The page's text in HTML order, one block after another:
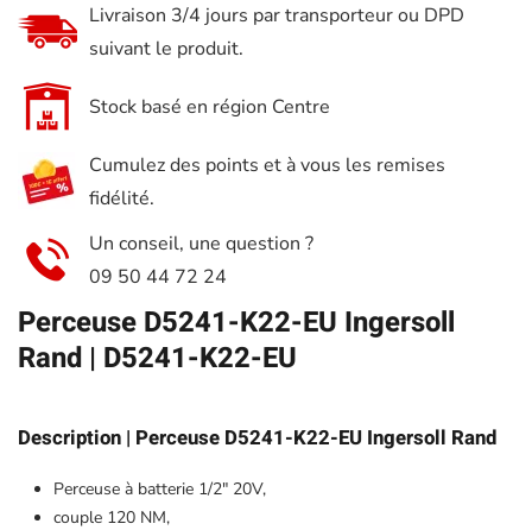
D5241-
EU-
5.0Ah
INGERSOLL
RAND
Livraison 3/4 jours par transporteur ou DPD
suivant le produit.
Stock basé en région Centre
Cumulez des points et à vous les remises
fidélité.
Un conseil, une question ?
09 50 44 72 24
Perceuse D5241-K22-EU Ingersoll
Rand | D5241-K22-EU
Description | Perceuse D5241-K22-EU Ingersoll Rand
Perceuse à batterie 1/2″ 20V,
couple 120 NM,